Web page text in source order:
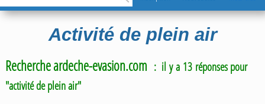
Activité de plein air
Recherche ardeche-evasion.com : il y a 13 réponses pour
"activité de plein air"